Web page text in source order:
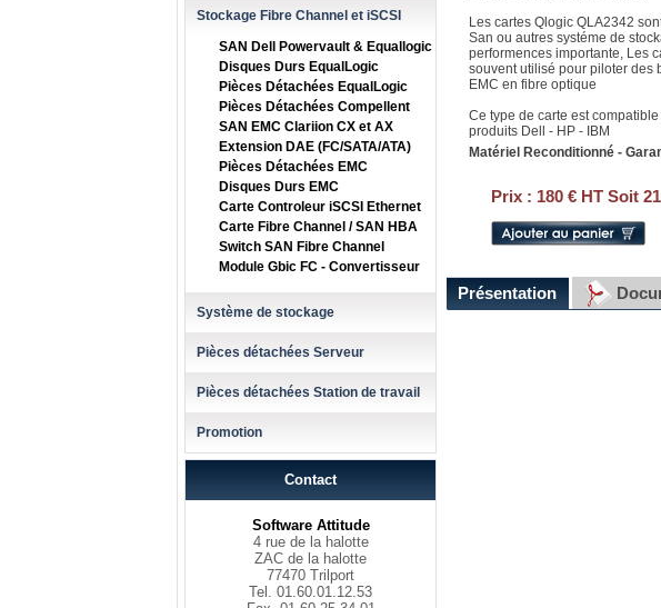
Stockage Fibre Channel et iSCSI
SAN Dell Powervault & Equallogic
Disques Durs EqualLogic
Pièces Détachées EqualLogic
Pièces Détachées Compellent
SAN EMC Clariion CX et AX
Extension DAE (FC/SATA/ATA)
Pièces Détachées EMC
Disques Durs EMC
Carte Controleur iSCSI Ethernet
Carte Fibre Channel / SAN HBA
Switch SAN Fibre Channel
Module Gbic FC - Convertisseur
Système de stockage
Pièces détachées Serveur
Pièces détachées Station de travail
Promotion
Contact
Software Attitude
4 rue de la halotte
ZAC de la halotte
77470 Trilport
Tel. 01.60.01.12.53
Les cartes Qlogic QLA2342
San ou autres systéme de
performences importante, Les
souvent utilisé pour piloter des
EMC en fibre optique
Ce type de carte est
produits Dell - HP - IBM
Matériel Reconditionné -
Prix : 180 € HT Soit
Présentation